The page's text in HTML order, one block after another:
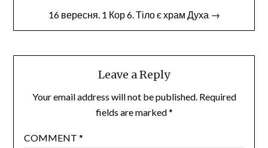
16 вересня. 1 Кор 6. Тіло є храм Духа →
Leave a Reply
Your email address will not be published. Required
fields are marked*
COMMENT *